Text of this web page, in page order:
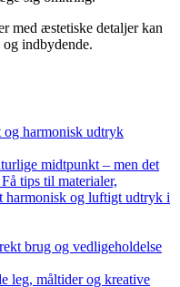
med æstetiske detaljer kan
og indbydende.
og harmonisk udtryk
midtpunkt – men det
tips til materialer,
harmonisk og luftigt udtryk i
brug og vedligeholdelse
leg, måltider og kreative